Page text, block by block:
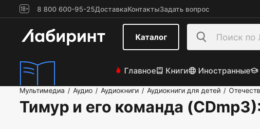
8 800 600-95-25ДоставкаКонтактыЗадать вопрос
Каталог
Главное Книги Иностранные
Мультимедиа / Аудио / Аудиокниги / Аудиокниги для детей /
Тимур и его команда (CDmp3)